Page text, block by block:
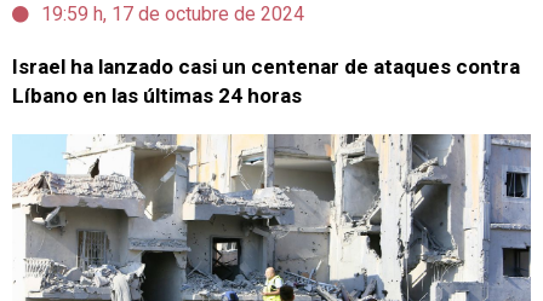
19:59 h, 17 de octubre de 2024
Israel ha lanzado casi un centenar de ataques contra
Líbano en las últimas 24 horas